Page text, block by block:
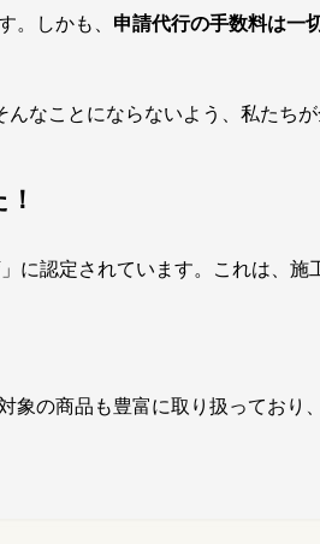
しかも、 申請代行の手数料は一
なことにならないよう、私たちが
に認定されています。これは、
の商品も豊富に取り扱っており